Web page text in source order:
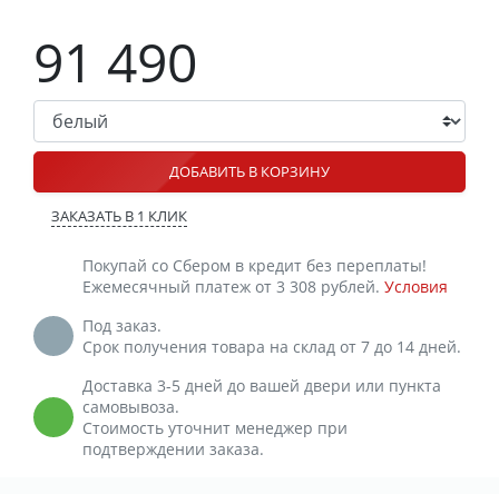
91 490
ДОБАВИТЬ В КОРЗИНУ
ЗАКАЗАТЬ В 1 КЛИК
Покупай со Сбером в кредит без переплаты!
Ежемесячный платеж от 3 308 рублей. Условия
Под заказ.
Срок получения товара на склад от 7 до 14 дней.
Доставка 3-5 дней до вашей двери или пункта
самовывоза.
Стоимость уточнит менеджер при
подтверждении заказа.